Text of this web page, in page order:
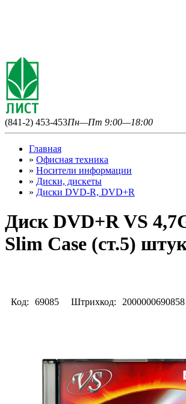
(841-2) 453-453Пн—Пт 9:00—18:00
Главная
» Офисная техника
» Носители информации
» Диски, дискеты
» Диски DVD-R, DVD+R
Диск DVD+R VS
Slim Case (ст.5)
Код: 69085 Штрихкод: 2000000690858